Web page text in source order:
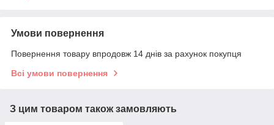
Умови повернення
Повернення товару впродовж 14 днів за рахунок покупця
Всі умови повернення
З цим товаром також замовляють